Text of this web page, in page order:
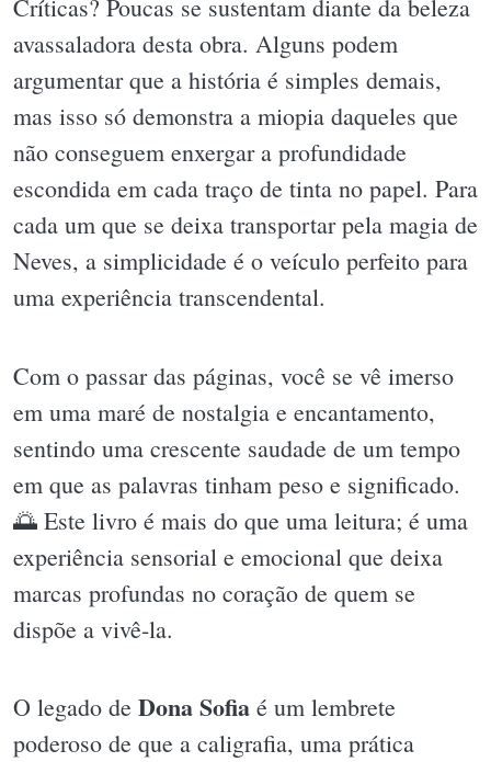
Críticas? Poucas se sustentam diante da beleza
avassaladora desta obra. Alguns podem
argumentar que a história é simples demais,
mas isso só demonstra a miopia daqueles que
não conseguem enxergar a profundidade
escondida em cada traço de tinta no papel. Para
cada um que se deixa transportar pela magia de
Neves, a simplicidade é o veículo perfeito para
uma experiência transcendental.
Com o passar das páginas, você se vê imerso
em uma maré de nostalgia e encantamento,
sentindo uma crescente saudade de um tempo
em que as palavras tinham peso e significado.
🌅 Este livro é mais do que uma leitura; é uma
experiência sensorial e emocional que deixa
marcas profundas no coração de quem se
dispõe a vivê-la.
O legado de Dona Sofia é um lembrete
poderoso de que a caligrafia, uma prática